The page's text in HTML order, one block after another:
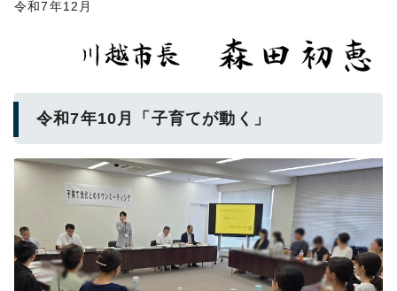
令和7年12月
令和7年10月「子育てが動く」